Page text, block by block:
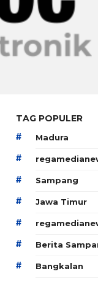
TAG POPULER
# Madura
#
# Sampang
# Jawa Timur
#
# Berita
# Bangkalan